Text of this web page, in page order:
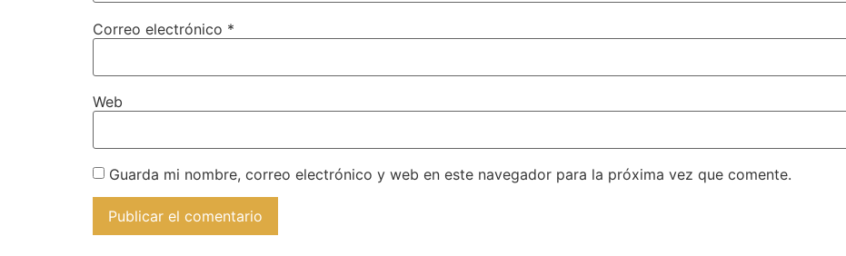
Correo electrónico *
Web
Guarda mi nombre, correo electrónico y web en este navegador para la próxima vez que comente.